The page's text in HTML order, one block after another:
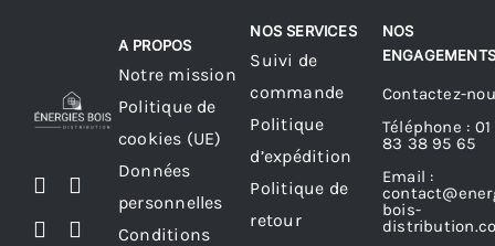
A PROPOS
Notre mission
Politique de
cookies (UE)
Données
personnelles
Conditions
NOS SERVICES
Suivi de
commande
Politique
d’expédition
Politique de
retour
NOS
Contactez-
Téléphone : 01
83 38 95 65
Email :
bois-